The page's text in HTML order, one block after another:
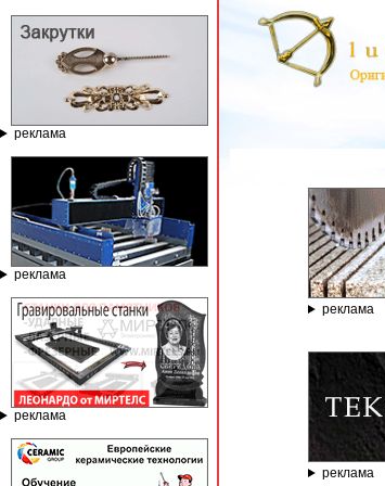
реклама
реклама
реклама
реклама
реклама